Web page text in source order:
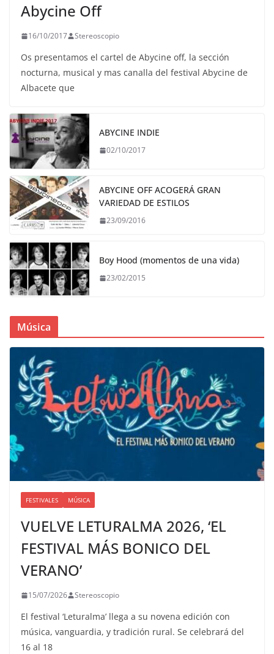
Abycine Off
16/10/2017 Stereoscopio
Os presentamos el cartel de Abycine off, la sección
nocturna, musical y mas canalla del festival Abycine de
Albacete que
ABYCINE INDIE
02/10/2017
ABYCINE OFF ACOGERÁ GRAN
VARIEDAD DE ESTILOS
23/09/2016
Boy Hood (momentos de una vida)
23/02/2015
Música
FESTIVALES MÚSICA
VUELVE LETURALMA 2026, ‘EL
FESTIVAL MÁS BONICO DEL
VERANO’
15/07/2026 Stereoscopio
El festival ‘Leturalma’ llega a su novena edición con
música, vanguardia, y tradición rural. Se celebrará del
16 al 18